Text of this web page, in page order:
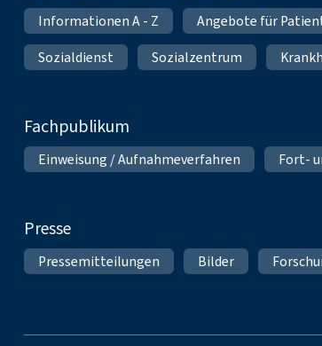
Informationen A - Z Angebote für
Sozialdienst
Sozialzentrum
Fachpublikum
Einweisung / Aufnahmeverfahren Fort-
Presse
Pressemitteilungen Bilder